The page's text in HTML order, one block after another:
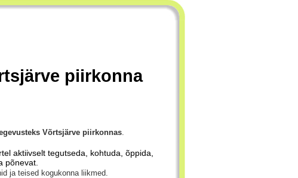
piirkonna
Võrtsjärve piirkonnas
aktiivselt tegutseda, kohtuda, õppida,
põnevat.
ja teised kogukonna liikmed.